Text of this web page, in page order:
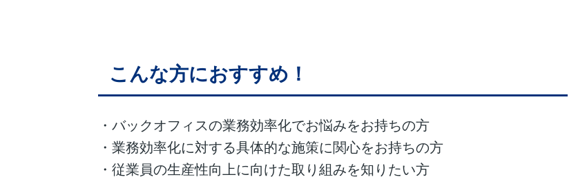
こんな方におすすめ！
・バックオフィスの業務効率化でお悩みをお持ちの方
・業務効率化に対する具体的な施策に関心をお持ちの方
・従業員の生産性向上に向けた取り組みを知りたい方